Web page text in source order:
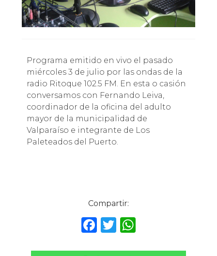
Programa emitido en vivo el pasado
miércoles 3 de julio por las ondas de la
radio Ritoque 102.5 FM. En esta o casión
conversamos con Fernando Leiva,
coordinador de la oficina del adulto
mayor de la municipalidad de
Valparaíso e integrante de Los
Paleteados del Puerto.
Compartir:
F T W